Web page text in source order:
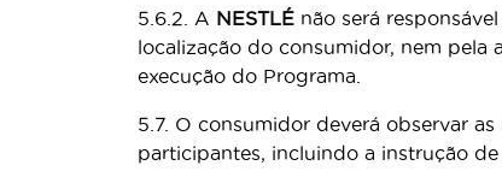
5.6.2. A NESTLÉ não será
localização do consumidor, nem pela
execução do Programa.
5.7. O consumidor deverá observar
participantes, incluindo a instrução